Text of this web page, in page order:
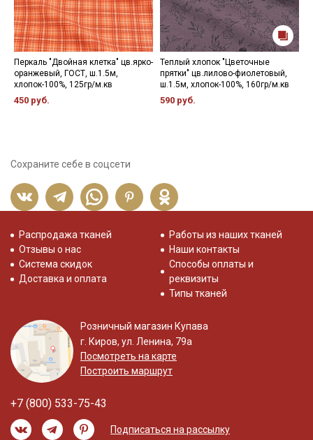
Перкаль "Двойная клетка" цв.ярко-
оранжевый, ГОСТ, ш.1.5м,
хлопок-100%, 125гр/м.кв
450 руб.
Теплый хлопок "Цветочные
прятки" цв.лилово-фиолетовый,
ш.1.5м, хлопок-100%, 160гр/м.кв
590 руб.
Сохраните себе в соцсети
Распродажа тканей
Отзывы о нас
Система скидок
Доставка и оплата
Работы из наших тканей
Наши контакты
Способы оплаты и
реквизиты
Типы тканей
Розничный магазин Купава
г. Киров, ул. Ленина, 79а
Посмотреть на карте
Построить маршрут
+7 (800) 533-75-43
Подписаться на рассылку